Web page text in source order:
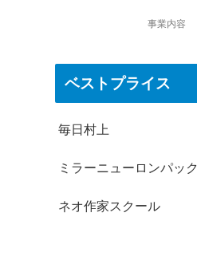
事業内容
ベストプライス
毎日村上
ミラーニューロンパック
ネオ作家スクール